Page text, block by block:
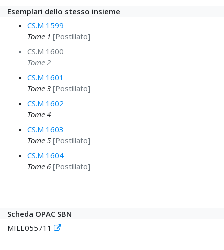
Esemplari dello stesso insieme
CS.M 1599
Tome 1 [Postillato]
CS.M 1600
Tome 2
CS.M 1601
Tome 3 [Postillato]
CS.M 1602
Tome 4
CS.M 1603
Tome 5 [Postillato]
CS.M 1604
Tome 6 [Postillato]
Scheda OPAC SBN
MILE055711